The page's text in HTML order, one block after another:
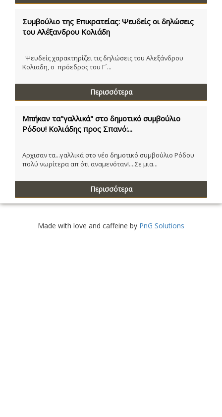
Συμβούλιο της Επικρατείας: Ψευδείς οι δηλώσεις
του Αλέξανδρου Κολιάδη
Ψευδείς χαρακτηρίζει τις δηλώσεις του Αλεξάνδρου
Κολιαδη, ο πρόεδρος του Γ´...
Περισσότερα
Μπήκαν τα"γαλλικά" στο δημοτικό συμβούλιο
Ρόδου! Κολιάδης προς Σπανό:...
Αρχισαν τα...γαλλικά στο νέο δημοτικό συμβούλιο Ρόδου
πολύ νωρίτερα απ ότι αναμενόταν!....Σε μια...
Περισσότερα
Made with love and caffeine by PnG Solutions